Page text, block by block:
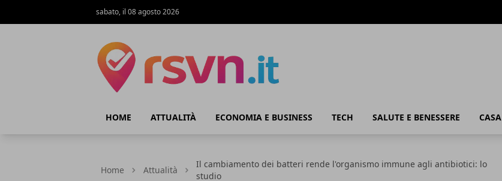
sabato, il 08 agosto 2026
HOME ATTUALITÀ ECONOMIA E BUSINESS TECH SALUTE E BENESSERE CASA
Home Attualità
Il cambiamento dei batteri rende l'organismo immune agli antibiotici: lo
studio